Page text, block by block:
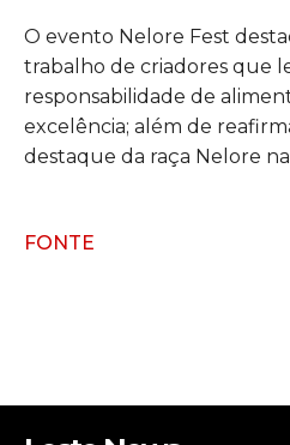
O evento Nelore Fest
trabalho de criadores que
responsabilidade de
excelência; além de
destaque da raça Nelore
FONTE